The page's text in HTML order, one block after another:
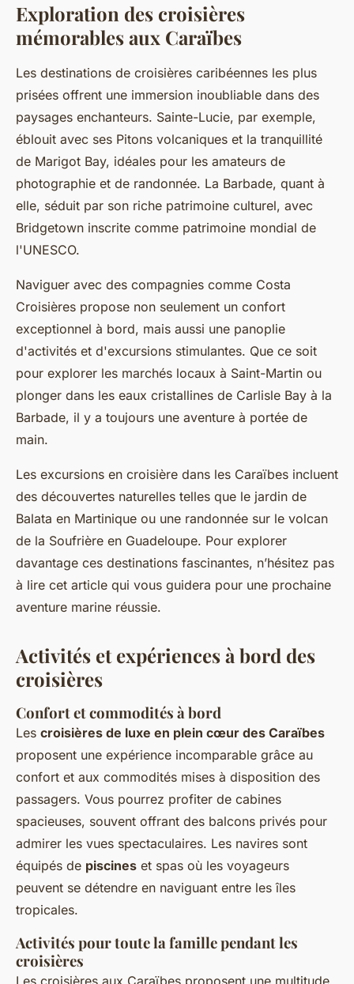
Exploration des croisières
mémorables aux Caraïbes
Les destinations de croisières caribéennes les plus
prisées offrent une immersion inoubliable dans des
paysages enchanteurs. Sainte-Lucie, par exemple,
éblouit avec ses Pitons volcaniques et la tranquillité
de Marigot Bay, idéales pour les amateurs de
photographie et de randonnée. La Barbade, quant à
elle, séduit par son riche patrimoine culturel, avec
Bridgetown inscrite comme patrimoine mondial de
l'UNESCO.
Naviguer avec des compagnies comme Costa
Croisières propose non seulement un confort
exceptionnel à bord, mais aussi une panoplie
d'activités et d'excursions stimulantes. Que ce soit
pour explorer les marchés locaux à Saint-Martin ou
plonger dans les eaux cristallines de Carlisle Bay à la
Barbade, il y a toujours une aventure à portée de
main.
Les excursions en croisière dans les Caraïbes incluent
des découvertes naturelles telles que le jardin de
Balata en Martinique ou une randonnée sur le volcan
de la Soufrière en Guadeloupe. Pour explorer
davantage ces destinations fascinantes, n’hésitez pas
à lire cet article qui vous guidera pour une prochaine
aventure marine réussie.
Activités et expériences à bord des
croisières
Confort et commodités à bord
Les croisières de luxe en plein cœur des Caraïbes
proposent une expérience incomparable grâce au
confort et aux commodités mises à disposition des
passagers. Vous pourrez profiter de cabines
spacieuses, souvent offrant des balcons privés pour
admirer les vues spectaculaires. Les navires sont
équipés de piscines et spas où les voyageurs
peuvent se détendre en naviguant entre les îles
tropicales.
Activités pour toute la famille pendant les
croisières